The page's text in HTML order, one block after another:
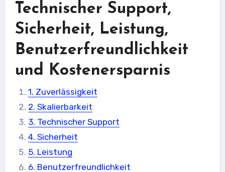
Technischer Support,
Sicherheit, Leistung,
Benutzerfreundlichkeit
und Kostenersparnis
1. Zuverlässigkeit
2. Skalierbarkeit
3. Technischer Support
4. Sicherheit
5. Leistung
6. Benutzerfreundlichkeit